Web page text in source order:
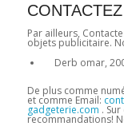
Par ailleurs,
objets publicitaire.
Derb omar,
De plus comme
et comme Email:
gadgeterie.com .
recommandations!